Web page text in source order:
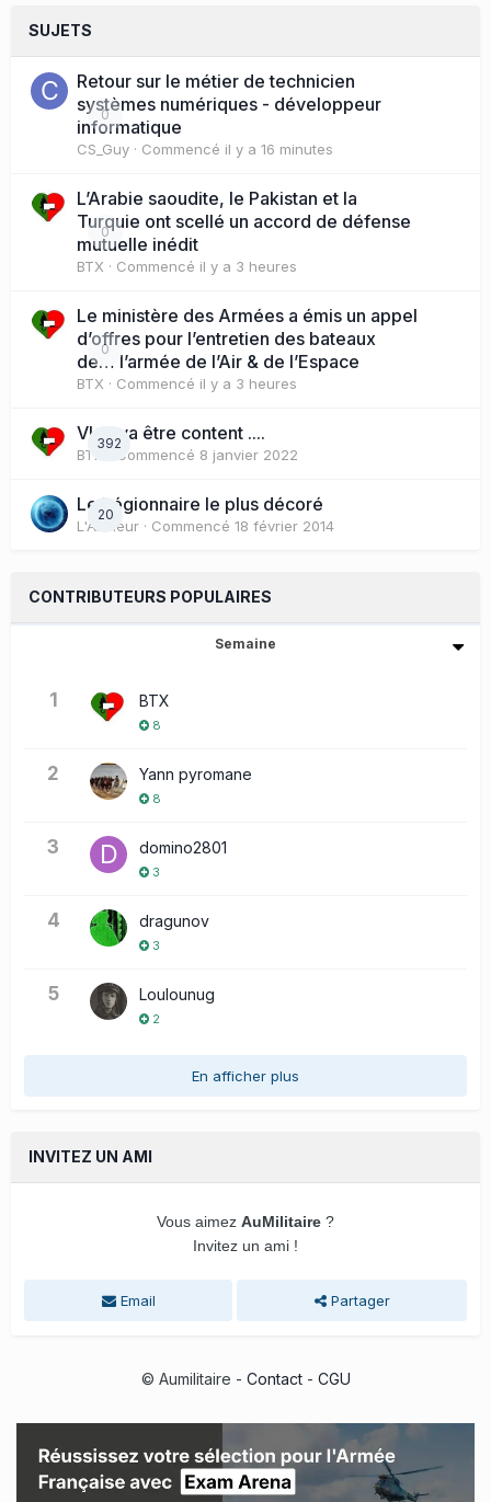
SUJETS
0
Retour sur le métier de technicien
systèmes numériques - développeur
informatique
CS_Guy · Commencé il y a 16 minutes
0
L’Arabie saoudite, le Pakistan et la
Turquie ont scellé un accord de défense
mutuelle inédit
BTX · Commencé il y a 3 heures
0
Le ministère des Armées a émis un appel
d’offres pour l’entretien des bateaux
de… l’armée de l’Air & de l’Espace
BTX · Commencé il y a 3 heures
392
Vlad va être content ....
BTX · Commencé 8 janvier 2022
20
Le Légionnaire le plus décoré
L'Artilleur · Commencé 18 février 2014
CONTRIBUTEURS POPULAIRES
Semaine
1 BTX
8
2 Yann pyromane
8
3 domino2801
3
4 dragunov
3
5 Loulounug
2
En afficher plus
INVITEZ UN AMI
Vous aimez AuMilitaire ?
Invitez un ami !
Email Partager
© Aumilitaire - Contact- CGU